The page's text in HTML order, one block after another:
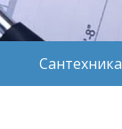
Сантехника